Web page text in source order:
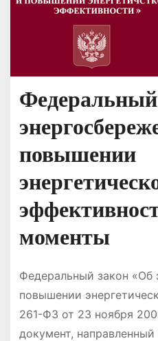
Федеральный
повышении
моменты
Федеральный закон «Об
повышении
261-ФЗ от 23 ноября
документ,